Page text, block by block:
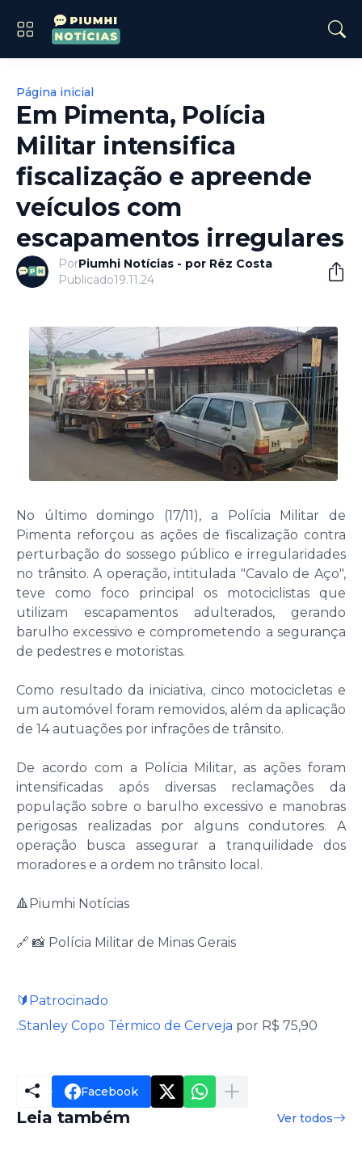
Página inicial
Em Pimenta, Polícia
Militar intensifica
fiscalização e apreende
veículos com
escapamentos irregulares
PorPiumhi Notícias - por Rêz Costa
Publicado19.11.24
No último domingo (17/11), a Polícia Militar de
Pimenta reforçou as ações de fiscalização contra
perturbação do sossego público e irregularidades
no trânsito. A operação, intitulada "Cavalo de Aço",
teve como foco principal os motociclistas que
utilizam escapamentos adulterados, gerando
barulho excessivo e comprometendo a segurança
de pedestres e motoristas.
Como resultado da iniciativa, cinco motocicletas e
um automóvel foram removidos, além da aplicação
de 14 autuações por infrações de trânsito.
De acordo com a Polícia Militar, as ações foram
intensificadas após diversas reclamações da
população sobre o barulho excessivo e manobras
perigosas realizadas por alguns condutores. A
operação busca assegurar a tranquilidade dos
moradores e a ordem no trânsito local.
🔺Piumhi Notícias
🔗 📸 Polícia Militar de Minas Gerais
🔰Patrocinado
.Stanley Copo Térmico de Cerveja por R$ 75,90
Facebook
Leia também Ver todos